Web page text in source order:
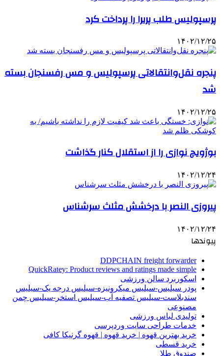
پرسپولیس طلب پریرا را پرداخت کرد
۱۴۰۲/۱۲/۲۵
پنجره نقل‌وانتقالاتی پرسپولیس و مس رفسنجان بسته
شد
۱۴۰۲/۱۲/۲۵
بوژویچ نوازی را از استقلال کنار گذاشت
۱۴۰۲/۱۲/۲۴
پیروزی النصر با درخشش مثلث سرشناس
۱۴۰۲/۱۲/۲۴
پیوندها
DDPCHAIN freight forwarder
QuickRatey: Product reviews and ratings made simple
اسکوربرد سالن ورزشی
پودر سیلیس-سیلیس میکرونیزه-سیلیس درجه یک-سیلیس
سندبلاست-سیلیس تصفیه آب-سیلیس استخر-سیلیس چمن
مصنوعی
تولیدی لباس ورزشی
خدمات طراحی سایت وردپرسی
خرید بهترین قهوه | خرید قهوه | قهوه گرنیکا کافی
خرید قسطی
صندوق طلا